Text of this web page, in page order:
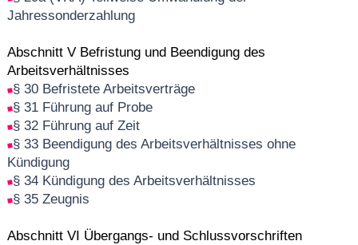
Jahressonderzahlung
Abschnitt V Befristung und Beendigung des
Arbeitsverhältnisses
§ 30 Befristete Arbeitsverträge
§ 31 Führung auf Probe
§ 32 Führung auf Zeit
§ 33 Beendigung des Arbeitsverhältnisses ohne
Kündigung
§ 34 Kündigung des Arbeitsverhältnisses
§ 35 Zeugnis
Abschnitt VI Übergangs- und Schlussvorschriften